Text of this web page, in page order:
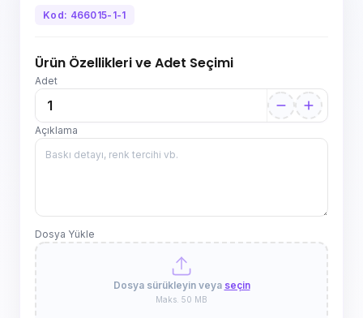
Kod: 466015-1-1
Ürün Özellikleri ve Adet Seçimi
Adet
Açıklama
Dosya Yükle
Dosya sürükleyin veya seçin
Maks. 50 MB